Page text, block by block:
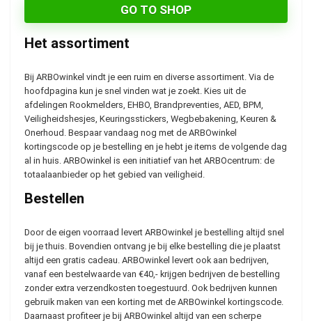
GO TO SHOP
Het assortiment
Bij ARBOwinkel vindt je een ruim en diverse assortiment. Via de
hoofdpagina kun je snel vinden wat je zoekt. Kies uit de
afdelingen Rookmelders, EHBO, Brandpreventies, AED, BPM,
Veiligheidshesjes, Keuringsstickers, Wegbebakening, Keuren &
Onerhoud. Bespaar vandaag nog met de ARBOwinkel
kortingscode op je bestelling en je hebt je items de volgende dag
al in huis. ARBOwinkel is een initiatief van het ARBOcentrum: de
totaalaanbieder op het gebied van veiligheid.
Bestellen
Door de eigen voorraad levert ARBOwinkel je bestelling altijd snel
bij je thuis. Bovendien ontvang je bij elke bestelling die je plaatst
altijd een gratis cadeau. ARBOwinkel levert ook aan bedrijven,
vanaf een bestelwaarde van €40,- krijgen bedrijven de bestelling
zonder extra verzendkosten toegestuurd. Ook bedrijven kunnen
gebruik maken van een korting met de ARBOwinkel kortingscode.
Daarnaast profiteer je bij ARBOwinkel altijd van een scherpe